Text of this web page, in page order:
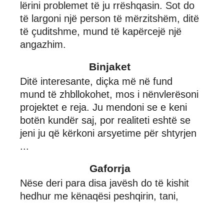
lërini problemet të ju rrëshqasin. Sot do
të largoni një person të mërzitshëm, ditë
të çuditshme, mund të kapërcejë një
angazhim.
Binjaket
Ditë interesante, diçka më në fund
mund të zhbllokohet, mos i nënvlerësoni
projektet e reja. Ju mendoni se e keni
botën kundër saj, por realiteti eshtë se
jeni ju që kërkoni arsyetime për shtyrjen
...
Gaforrja
Nëse deri para disa javësh do të kishit
hedhur me kënaqësi peshqirin, tani,